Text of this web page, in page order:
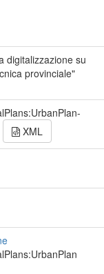
digitalizzazione su
provinciale"
XML